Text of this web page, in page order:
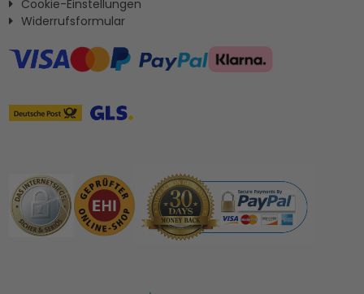
Cookie-Einstellungen
Widerrufsformular